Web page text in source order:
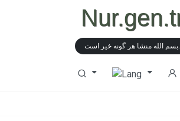
بسم الله منشا هر گونه خیر است.